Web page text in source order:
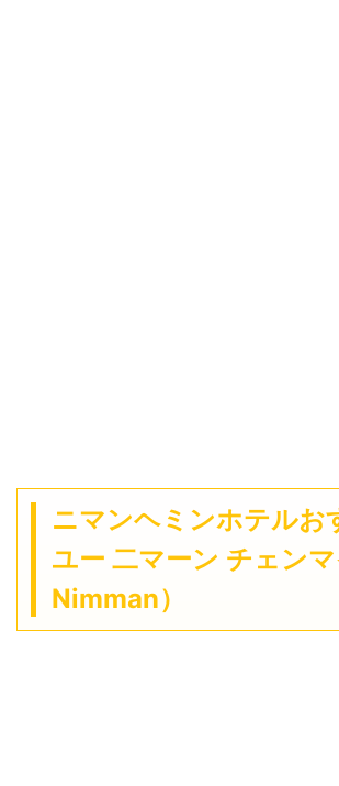
ニマンヘミンホテル
ユー 二マーン チェン
Nimman）